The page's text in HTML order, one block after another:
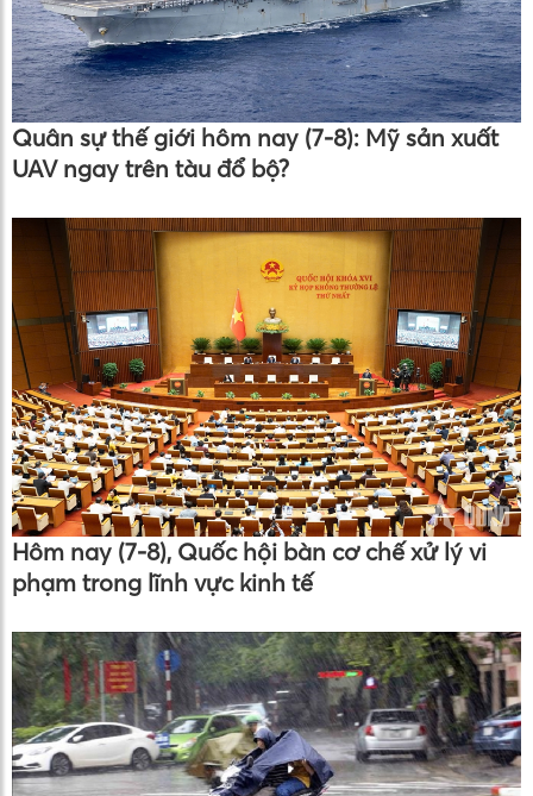
Quân sự thế giới hôm nay (7-8): Mỹ sản xuất
UAV ngay trên tàu đổ bộ?
Hôm nay (7-8), Quốc hội bàn cơ chế xử lý vi
phạm trong lĩnh vực kinh tế